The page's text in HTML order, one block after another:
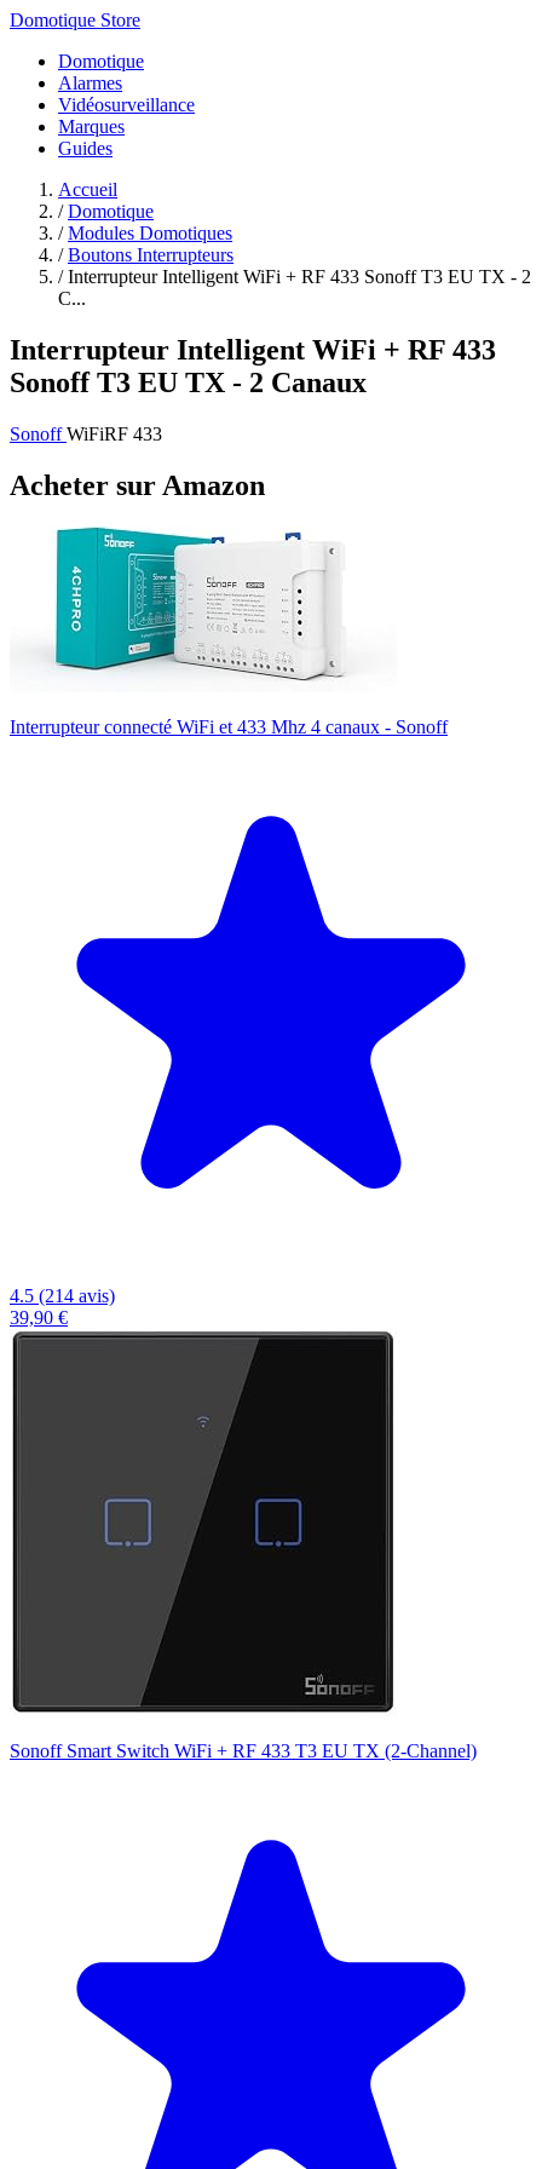
Domotique Store
Domotique
Alarmes
Vidéosurveillance
Marques
Guides
Accueil
/ Domotique
/ Modules Domotiques
/ Boutons Interrupteurs
/ Interrupteur Intelligent WiFi + RF 433 Sonoff T3 EU TX - 2
C...
Interrupteur Intelligent WiFi + RF 433
Sonoff T3 EU TX - 2 Canaux
SonoffWiFiRF 433
Acheter sur Amazon
Interrupteur connecté WiFi et 433 Mhz 4 canaux - Sonoff
4.5 (214 avis)
39,90 €
Sonoff Smart Switch WiFi + RF 433 T3 EU TX (2-Channel)